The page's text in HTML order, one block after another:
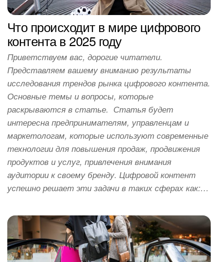
Что происходит в мире цифрового
контента в 2025 году
Приветствуем вас, дорогие читатели.
Представляем вашему вниманию результаты
исследования трендов рынка цифрового контента.
Основные темы и вопросы, которые
раскрываются в статье. Статья будет
интересна предпринимателям, управленцам и
маркетологам, которые используют современные
технологии для повышения продаж, продвижения
продуктов и услуг, привлечения внимания
аудитории к своему бренду. Цифровой контент
успешно решает эти задачи в таких сферах как:…